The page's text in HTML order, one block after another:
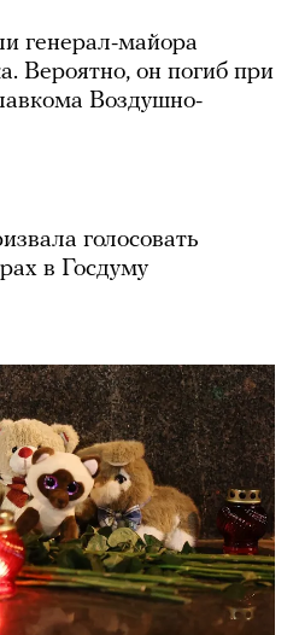
генерал-майора
Вероятно, он погиб при
Воздушно-
голосовать
в Госдуму